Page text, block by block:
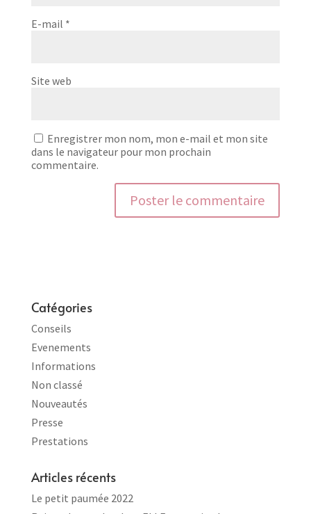
E-mail *
Site web
Enregistrer mon nom, mon e-mail et mon site
dans le navigateur pour mon prochain
commentaire.
Catégories
Conseils
Evenements
Informations
Non classé
Nouveautés
Presse
Prestations
Articles récents
Le petit paumée 2022